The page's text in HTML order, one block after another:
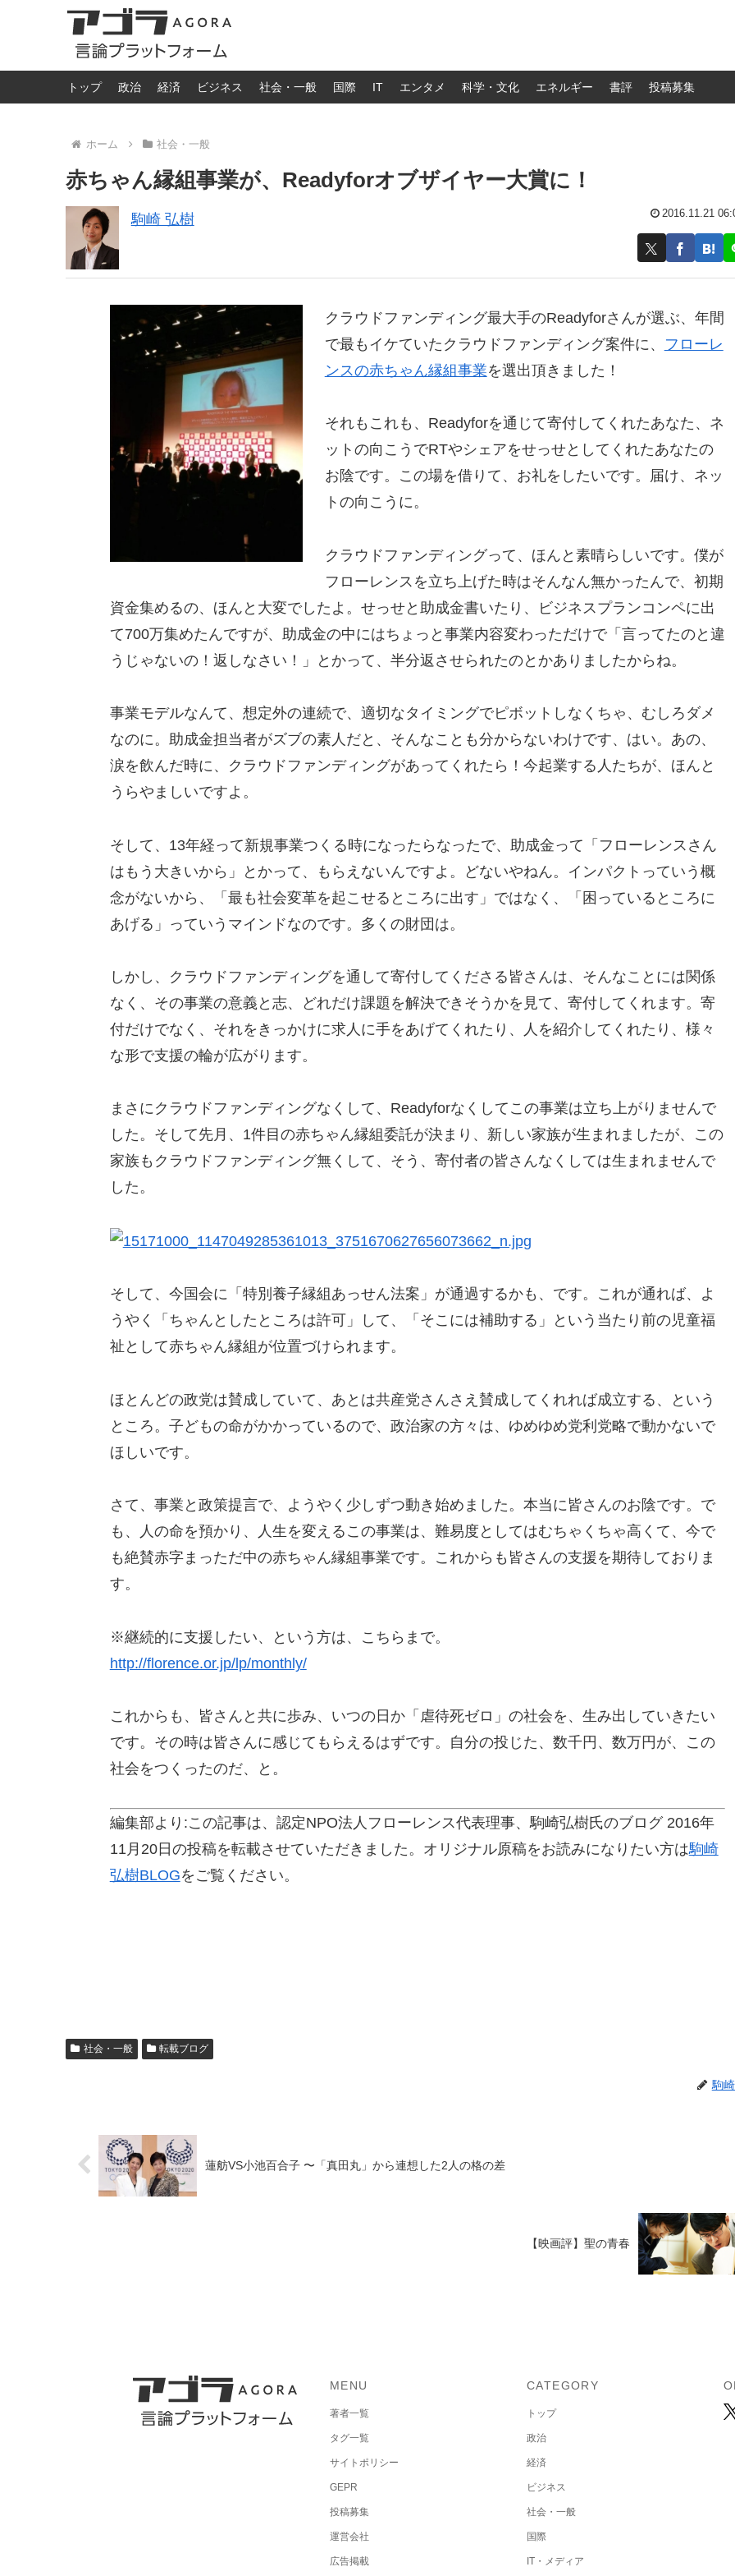
トップ 政治 経済 ビジネス 社会・一般 国際 IT エンタメ 科学・文化 エネルギー 書評 投稿募集
ホーム 社会・一般
赤ちゃん縁組事業が、Readyforオブザイヤー大賞に！
駒崎 弘樹 2016.11.21
クラウドファンディング最大手のReadyforさんが選ぶ、年間
で最もイケていたクラウドファンディング案件に、
フローレ
ンスの赤ちゃん縁組事業を選出頂きました！
それもこれも、Readyforを通じて寄付してくれたあなた、ネ
ットの向こうでRTやシェアをせっせとしてくれたあなたの
お陰です。この場を借りて、お礼をしたいです。届け、ネッ
トの向こうに。
クラウドファンディングって、ほんと素晴らしいです。僕が
フローレンスを立ち上げた時はそんなん無かったんで、初期
資金集めるの、ほんと大変でしたよ。せっせと助成金書いたり、ビジネスプランコンペに出
て700万集めたんですが、助成金の中にはちょっと事業内容変わっただけで「言ってたのと違
うじゃないの！返しなさい！」とかって、半分返させられたのとかありましたからね。
事業モデルなんて、想定外の連続で、適切なタイミングでピボットしなくちゃ、むしろダメ
なのに。助成金担当者がズブの素人だと、そんなことも分からないわけです、はい。あの、
涙を飲んだ時に、クラウドファンディングがあってくれたら！今起業する人たちが、ほんと
うらやましいですよ。
そして、13年経って新規事業つくる時になったらなったで、助成金って「フローレンスさん
はもう大きいから」とかって、もらえないんですよ。どないやねん。インパクトっていう概
念がないから、「最も社会変革を起こせるところに出す」ではなく、「困っているところに
あげる」っていうマインドなのです。多くの財団は。
しかし、クラウドファンディングを通して寄付してくださる皆さんは、そんなことには関係
なく、その事業の意義と志、どれだけ課題を解決できそうかを見て、寄付してくれます。寄
付だけでなく、それをきっかけに求人に手をあげてくれたり、人を紹介してくれたり、様々
な形で支援の輪が広がります。
まさにクラウドファンディングなくして、Readyforなくしてこの事業は立ち上がりませんで
した。そして先月、1件目の赤ちゃん縁組委託が決まり、新しい家族が生まれましたが、この
家族もクラウドファンディング無くして、そう、寄付者の皆さんなくしては生まれませんで
した。
そして、今国会に「特別養子縁組あっせん法案」が通過するかも、です。これが通れば、よ
うやく「ちゃんとしたところは許可」して、「そこには補助する」という当たり前の児童福
祉として赤ちゃん縁組が位置づけられます。
ほとんどの政党は賛成していて、あとは共産党さんさえ賛成してくれれば成立する、という
ところ。子どもの命がかかっているので、政治家の方々は、ゆめゆめ党利党略で動かないで
ほしいです。
さて、事業と政策提言で、ようやく少しずつ動き始めました。本当に皆さんのお陰です。で
も、人の命を預かり、人生を変えるこの事業は、難易度としてはむちゃくちゃ高くて、今で
も絶賛赤字まっただ中の赤ちゃん縁組事業です。これからも皆さんの支援を期待しておりま
す。
※継続的に支援したい、という方は、こちらまで。
http://florence.or.jp/lp/monthly/
これからも、皆さんと共に歩み、いつの日か「虐待死ゼロ」の社会を、生み出していきたい
です。その時は皆さんに感じてもらえるはずです。自分の投じた、数千円、数万円が、この
社会をつくったのだ、と。
編集部より :この記事は、認定NPO法人フローレンス代表理事、駒崎弘樹氏のブログ2016年
11月20日の投稿を転載させていただきました。オリジナル原稿をお読みになりたい方は駒崎
弘樹BLOGをご覧ください。
社会・一般 転載ブログ
駒
蓮舫VS小池百合子 〜「真田丸」から連想した2人の格の差
【映画評】聖の青春
MENU
著者一覧
タグ一覧
サイトポリシー
GEPR
投稿募集
運営会社
広告掲載
CATEGORY
トップ
政治
経済
ビジネス
社会・一般
国際
IT・メディア